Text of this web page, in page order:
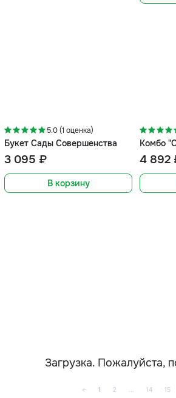
5.0 (1 оценка)
Букет Сады Совершенства
3 095 ₽
В корзину
Комбо
4 892
Загрузка. Пожалуйста,
← 1 2 ... 14 15